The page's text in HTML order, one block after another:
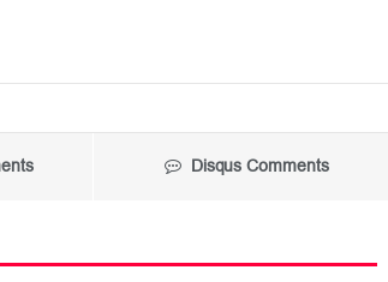
Disqus Comments